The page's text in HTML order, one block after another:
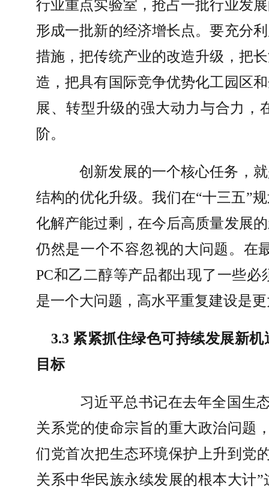
行业重点实验室，抢占一批行业发
形成一批新的经济增长点。要充分
措施，把传统产业的改造升级，把
造，把具有国际竞争优势化工园区
展、转型升级的强大动力与合力，
阶。
创新发展的一个核心任务，
结构的优化升级。我们在“十三五”
化解产能过剩，在今后高质量发展
仍然是一个不容忽视的大问题。在
PC和乙二醇等产品都出现了一些
是一个大问题，高水平重复建设是
3.3 紧紧抓住绿色可持续发展新
目标
习近平总书记在去年全国生
关系党的使命宗旨的重大政治问题
们党首次把生态环境保护上升到党
关系中华民族永续发展的根本大计”